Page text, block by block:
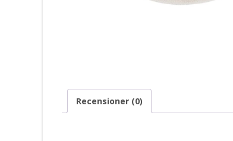
Recensioner (0)